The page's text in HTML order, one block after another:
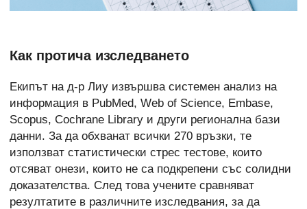
Как протича изследването
Екипът на д-р Лиу извършва системен анализ на
информация в PubMed, Web of Science, Embase,
Scopus, Cochrane Library и други регионална бази
данни. За да обхванат всички 270 връзки, те
използват статистически стрес тестове, които
отсяват онези, които не са подкрепени със солидни
доказателства. След това учените сравняват
резултатите в различните изследвания, за да